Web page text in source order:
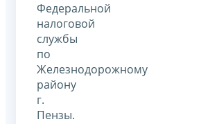
Федеральной
налоговой
службы
по
Железнодорожному
району
г.
Пензы.